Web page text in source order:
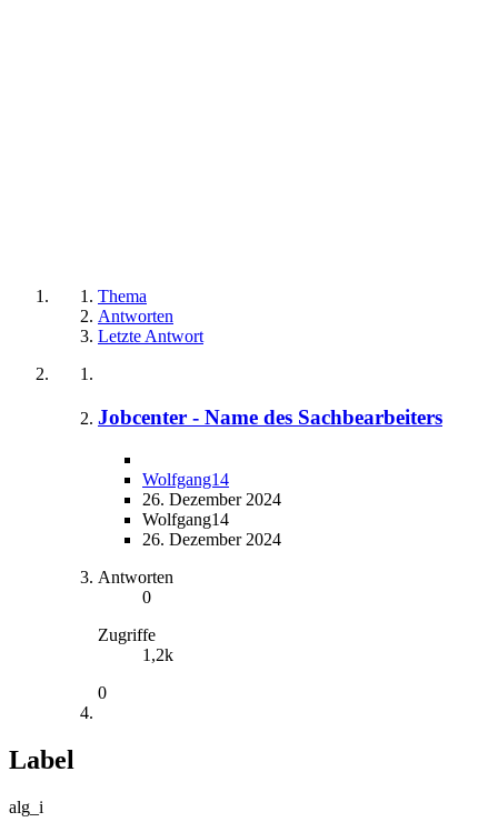
Thema
Antworten
Letzte Antwort
Jobcenter - Name des Sachbearbeiters
Wolfgang14
26. Dezember 2024
Wolfgang14
26. Dezember 2024
Antworten
0
Zugriffe
1,2k
0
Label
alg_i